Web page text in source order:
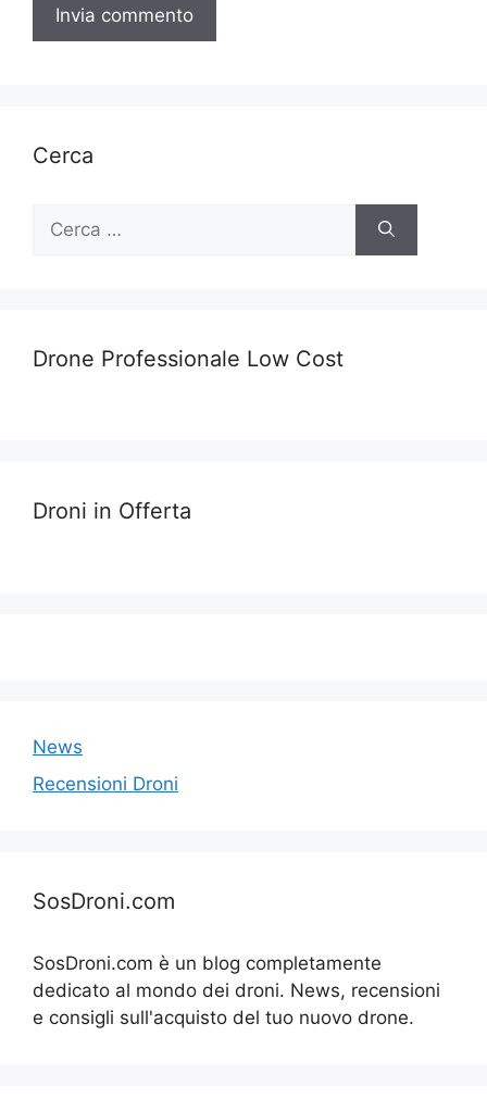
Cerca
Ricerca
Drone Professionale Low Cost
Droni in Offerta
News
Recensioni Droni
SosDroni.com
SosDroni.com è un blog completamente
dedicato al mondo dei droni. News, recensioni
e consigli sull'acquisto del tuo nuovo drone.